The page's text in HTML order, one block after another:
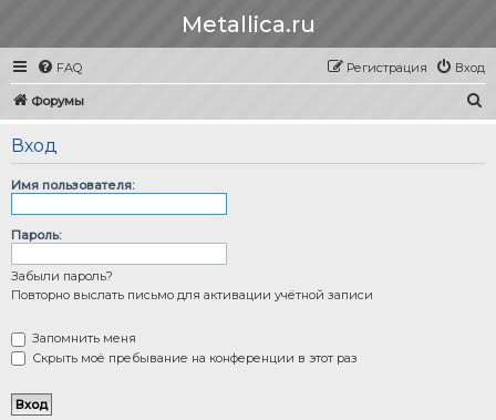
Metallica.ru
FAQ Вход
Регистрация
Форумы
Вход
Имя пользователя:
Пароль:
Забыли пароль?
Повторно выслать письмо для активации учётной записи
Запомнить меня
Скрыть моё пребывание на конференции в этот раз